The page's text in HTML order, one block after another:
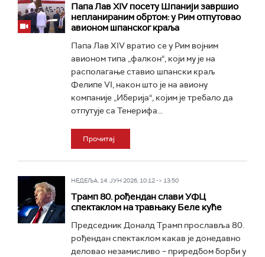
Папа Лав XIV посету Шпанији завршио
непланираним обртом: у Рим отпутовао
авионом шпанског краља
Папа Лав XIV вратио се у Рим војним
авионом типа „фалкон“, који му је на
располагање ставио шпански краљ
Фелипе VI, након што је на авиону
компаније „Иберија“, којим је требало да
отпутује са Тенерифа...
Прочитај
НЕДЕЉА, 14. ЈУН 2026, 10:12 -> 13:50
Трамп 80. рођендан слави УФЦ
спектаклом на травњаку Беле куће
Председник Доналд Трaмп прославља 80.
рођендан спектаклом какав је донедавно
деловао незамисливо – приредбом борби у